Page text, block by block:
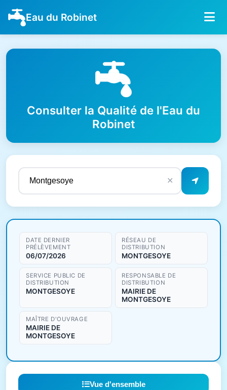
Eau du Robinet
Consulter la Qualité de l'Eau du
Robinet
✕
Résultats de qualité de l'eau
DATE DERNIER
PRÉLÈVEMENT
06/07/2026
RÉSEAU DE
DISTRIBUTION
MONTGESOYE
SERVICE PUBLIC DE
DISTRIBUTION
MONTGESOYE
RESPONSABLE DE
DISTRIBUTION
MAIRIE DE
MONTGESOYE
MAÎTRE D'OUVRAGE
MAIRIE DE
MONTGESOYE
Vue d'ensemble